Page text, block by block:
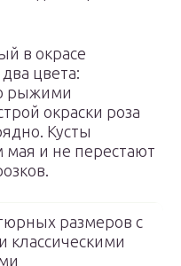
в окрасе
цвета:
рыжими
окраски роза
Кусты
мая и не перестают
размеров с
классическими